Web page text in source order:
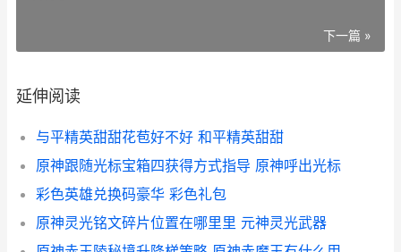
下一篇 »
延伸阅读
与平精英甜甜花苞好不好 和平精英甜甜
原神跟随光标宝箱四获得方式指导 原神呼出光标
彩色英雄兑换码豪华 彩色礼包
原神灵光铭文碎片位置在哪里里 元神灵光武器